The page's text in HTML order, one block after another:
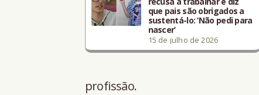
que pais são obrigados a
sustentá-lo: ‘Não pedi para
nascer’
15 de julho de 2026
profissão.